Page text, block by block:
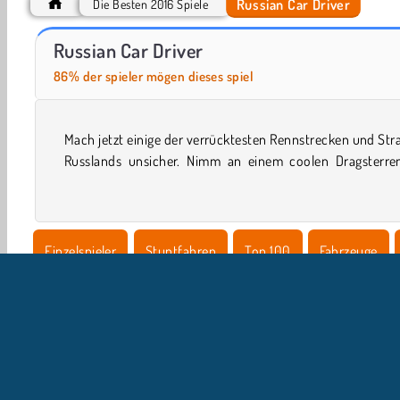
Nitro Heads
Die Besten 2016 Spiele Russian Car Driver
Russian Car Driver
86% der spieler mögen dieses spiel
Mach jetzt einige der verrücktesten Rennstrecken und
Russlands unsicher. Nimm an einem coolen
teil, beweise, wie gut du einparken kannst oder spiele
Einzelspieler Stuntfahren Top 100 Fahrzeuge